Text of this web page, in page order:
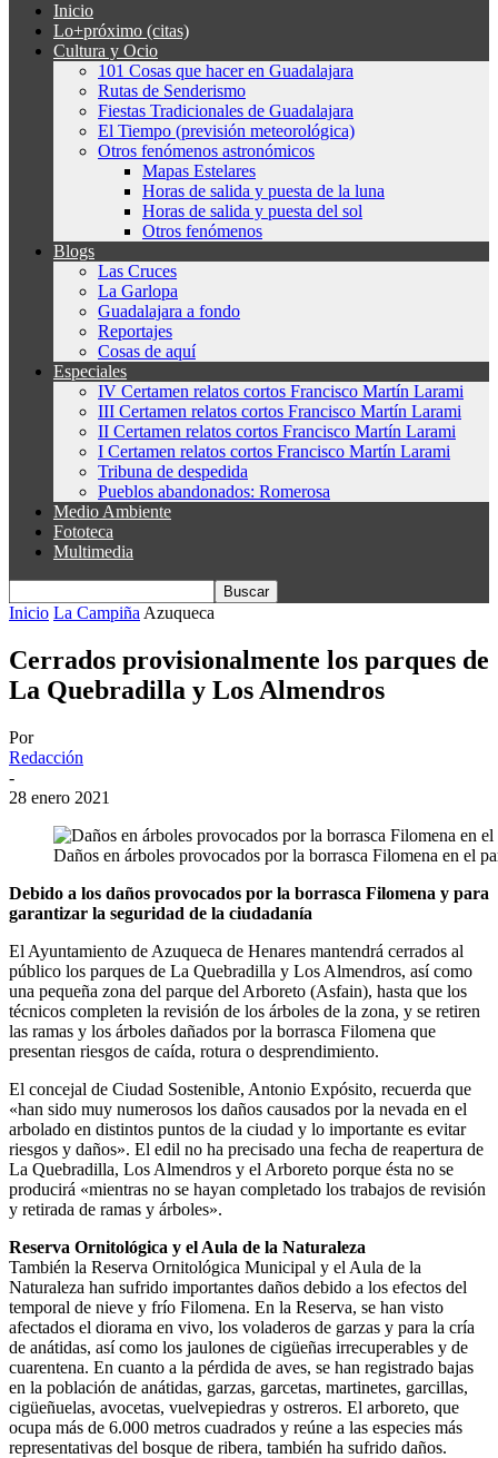
Inicio
Lo+próximo (citas)
Cultura y Ocio
101 Cosas que hacer en Guadalajara
Rutas de Senderismo
Fiestas Tradicionales de Guadalajara
El Tiempo (previsión meteorológica)
Otros fenómenos astronómicos
Mapas Estelares
Horas de salida y puesta de la luna
Horas de salida y puesta del sol
Otros fenómenos
Blogs
Las Cruces
La Garlopa
Guadalajara a fondo
Reportajes
Cosas de aquí
Especiales
IV Certamen relatos cortos Francisco Martín Larami
III Certamen relatos cortos Francisco Martín Larami
II Certamen relatos cortos Francisco Martín Larami
I Certamen relatos cortos Francisco Martín Larami
Tribuna de despedida
Pueblos abandonados: Romerosa
Medio Ambiente
Fototeca
Multimedia
Inicio La Campiña Azuqueca
Cerrados provisionalmente los parques de
La Quebradilla y Los Almendros
Por
Redacción
-
28 enero 2021
Daños en árboles provocados por la borrasca Filomena en el
Debido a los daños provocados por la borrasca Filomena y para
garantizar la seguridad de la ciudadanía
El Ayuntamiento de Azuqueca de Henares mantendrá cerrados al
público los parques de La Quebradilla y Los Almendros, así como
una pequeña zona del parque del Arboreto (Asfain), hasta que los
técnicos completen la revisión de los árboles de la zona, y se retiren
las ramas y los árboles dañados por la borrasca Filomena que
presentan riesgos de caída, rotura o desprendimiento.
El concejal de Ciudad Sostenible, Antonio Expósito, recuerda que
«han sido muy numerosos los daños causados por la nevada en el
arbolado en distintos puntos de la ciudad y lo importante es evitar
riesgos y daños». El edil no ha precisado una fecha de reapertura de
La Quebradilla, Los Almendros y el Arboreto porque ésta no se
producirá «mientras no se hayan completado los trabajos de revisión
y retirada de ramas y árboles».
Reserva Ornitológica y el Aula de la Naturaleza
También la Reserva Ornitológica Municipal y el Aula de la
Naturaleza han sufrido importantes daños debido a los efectos del
temporal de nieve y frío Filomena. En la Reserva, se han visto
afectados el diorama en vivo, los voladeros de garzas y para la cría
de anátidas, así como los jaulones de cigüeñas irrecuperables y de
cuarentena. En cuanto a la pérdida de aves, se han registrado bajas
en la población de anátidas, garzas, garcetas, martinetes, garcillas,
cigüeñuelas, avocetas, vuelvepiedras y ostreros. El arboreto, que
ocupa más de 6.000 metros cuadrados y reúne a las especies más
representativas del bosque de ribera, también ha sufrido daños.